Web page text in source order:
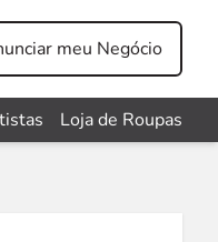
meu Negócio
Loja de Roupas